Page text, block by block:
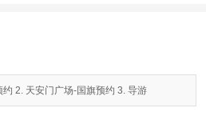
约 2. 天安门广场-国旗预约 3. 导游